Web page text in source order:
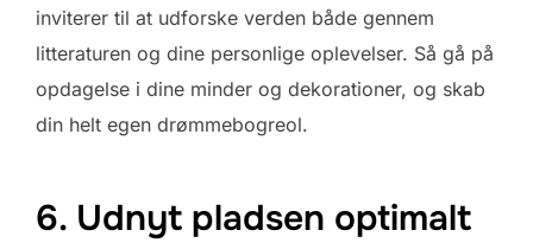
inviterer til at udforske verden både gennem
litteraturen og dine personlige oplevelser. Så gå på
opdagelse i dine minder og dekorationer, og skab
din helt egen drømmebogreol.
6. Udnyt pladsen optimalt